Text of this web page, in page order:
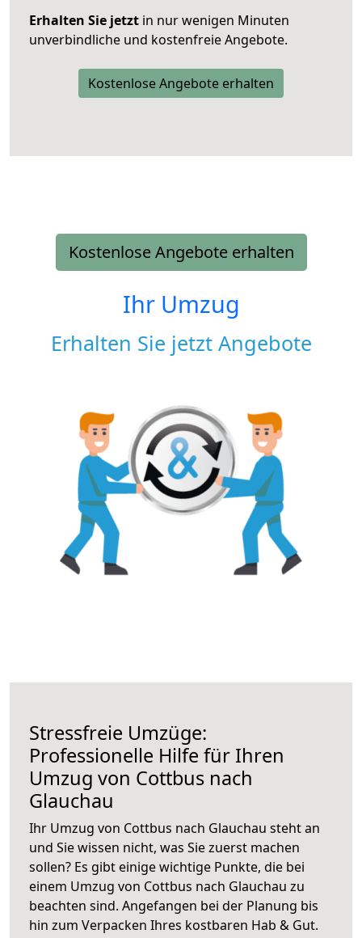
Erhalten Sie jetzt in nur wenigen Minuten
unverbindliche und kostenfreie Angebote.
Kostenlose Angebote erhalten
Kostenlose Angebote erhalten
Ihr Umzug
Erhalten Sie jetzt Angebote
Stressfreie Umzüge:
Professionelle Hilfe für Ihren
Umzug von Cottbus nach
Glauchau
Ihr Umzug von Cottbus nach Glauchau steht an
und Sie wissen nicht, was Sie zuerst machen
sollen? Es gibt einige wichtige Punkte, die bei
einem Umzug von Cottbus nach Glauchau zu
beachten sind. Angefangen bei der Planung bis
hin zum Verpacken Ihres kostbaren Hab & Gut.